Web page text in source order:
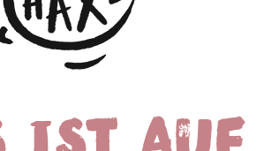
Haxe
im Ofen
ist Auf